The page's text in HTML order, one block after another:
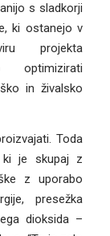
s sladkorji
ki ostanejo v
projekta
optimizirati
in živalsko
Toda
ki je skupaj z
z uporabo
presežka
dioksida –